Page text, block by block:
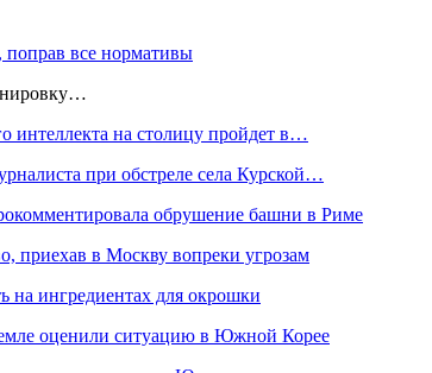
поправ все нормативы
интеллекта на столицу пройдет в…
при обстреле села Курской…
обрушение башни в Риме
приехав в Москву вопреки угрозам
на ингредиентах для окрошки
оценили ситуацию в Южной Корее